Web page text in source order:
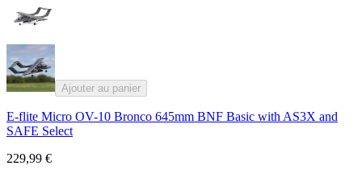
Ajouter au panier
E-flite Micro OV-10 Bronco 645mm BNF Basic with AS3X and
SAFE Select
229,99 €